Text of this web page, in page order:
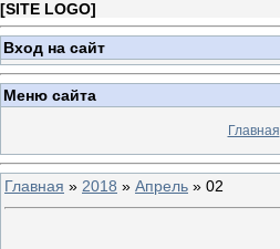
[SITE LOGO]
Вход на сайт
Меню сайта
Главная
Главная » 2018 » Апрель » 02